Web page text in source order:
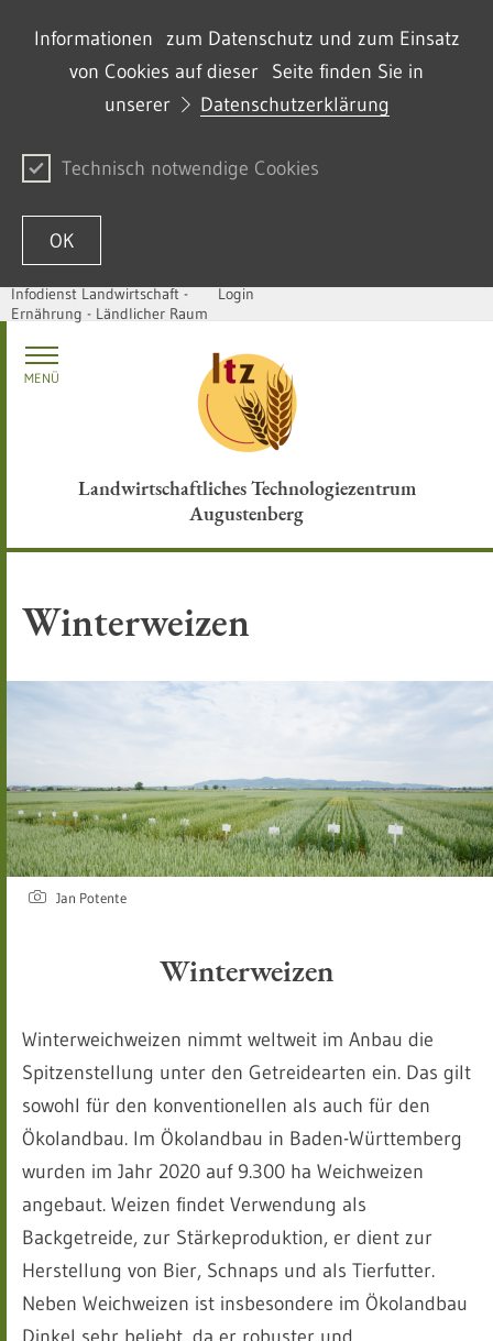
Informationen zum Datenschutz und zum Einsatz
von Cookies auf dieser Seite finden Sie in
unserer
Datenschutzerklärung
Technisch notwendige Cookies
OK
Passer au contenu
Infodienst Landwirtschaft -
Ernährung - Ländlicher Raum
Login
Landwirtschaftliches Technologiezentrum
Augustenberg
MENÜ
Winterweizen
Jan Potente
Winterweizen
Winterweichweizen nimmt weltweit im Anbau die
Spitzenstellung unter den Getreidearten ein. Das gilt
sowohl für den konventionellen als auch für den
Ökolandbau. Im Ökolandbau in Baden-Württemberg
wurden im Jahr 2020 auf 9.300 ha Weichweizen
angebaut. Weizen findet Verwendung als
Backgetreide, zur Stärkeproduktion, er dient zur
Herstellung von Bier, Schnaps und als Tierfutter.
Neben Weichweizen ist insbesondere im Ökolandbau